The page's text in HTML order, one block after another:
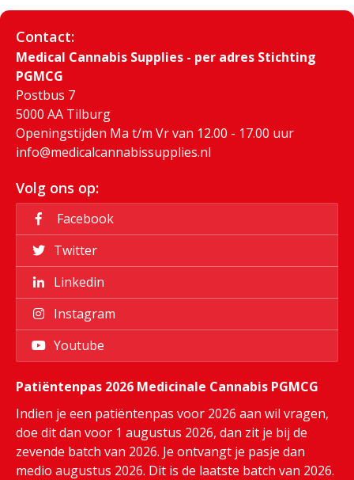
Contact:
Medical Cannabis Supplies - per adres Stichting
PGMCG
Postbus 7
5000 AA Tilburg
Openingstijden Ma t/m Vr van 12.00 - 17.00 uur
info@medicalcannabissupplies.nl
Volg ons op:
Facebook
Twitter
Linkedin
Instagram
Youtube
Patiëntenpas 2026 Medicinale Cannabis PGMCG
Indien je een patiëntenpas voor 2026 aan wil vragen,
doe dit dan voor 1 augustus 2026, dan zit je bij de
zevende batch van 2026. Je ontvangt je pasje dan
medio augustus 2026. Dit is de laatste batch van 2026.